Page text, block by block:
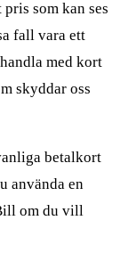
som kan ses
fall vara ett
med kort
skyddar oss
betalkort
använda en
om du vill